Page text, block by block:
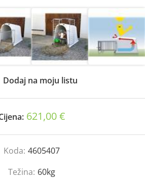
Dodaj na moju listu
621,00 €
Koda: 4605407
Težina: 60kg